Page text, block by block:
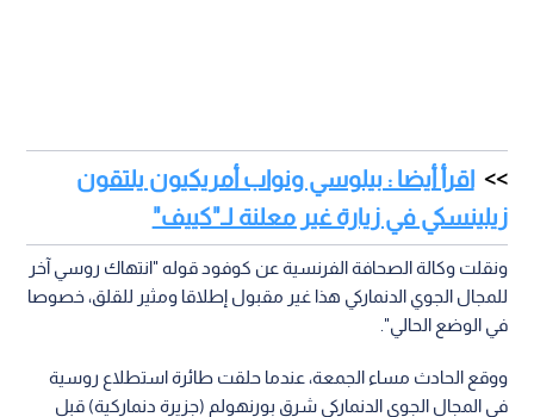
اقرأ أيضا : بيلوسي ونواب أمريكيون يلتقون
زيلينسكي في زيارة غير معلنة لـ"كييف"
ونقلت وكالة الصحافة الفرنسية عن كوفود قوله "انتهاك روسي آخر
للمجال الجوي الدنماركي هذا غير مقبول إطلاقا ومثير للقلق، خصوصا
في الوضع الحالي".
ووقع الحادث مساء الجمعة، عندما حلقت طائرة استطلاع روسية
في المجال الجوي الدنماركي شرق بورنهولم (جزيرة دنماركية) قبل